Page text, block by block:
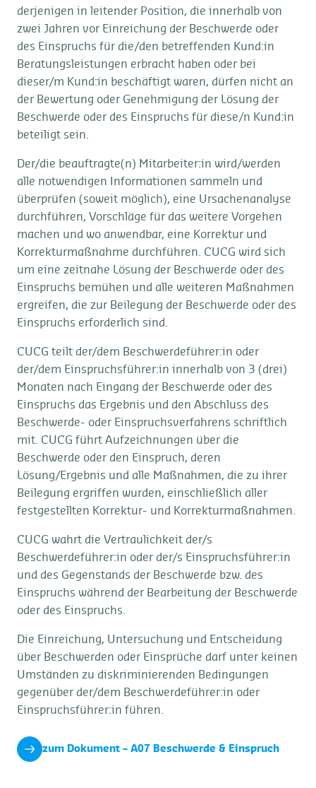
derjenigen in leitender Position, die innerhalb von
zwei Jahren vor Einreichung der Beschwerde oder
des Einspruchs für die/den betreffenden Kund:in
Beratungsleistungen erbracht haben oder bei
dieser/m Kund:in beschäftigt waren, dürfen nicht an
der Bewertung oder Genehmigung der Lösung der
Beschwerde oder des Einspruchs für diese/n Kund:in
beteiligt sein.
Der/die beauftragte(n) Mitarbeiter:in wird/werden
alle notwendigen Informationen sammeln und
überprüfen (soweit möglich), eine Ursachenanalyse
durchführen, Vorschläge für das weitere Vorgehen
machen und wo anwendbar, eine Korrektur und
Korrekturmaßnahme durchführen. CUCG wird sich
um eine zeitnahe Lösung der Beschwerde oder des
Einspruchs bemühen und alle weiteren Maßnahmen
ergreifen, die zur Beilegung der Beschwerde oder des
Einspruchs erforderlich sind.
CUCG teilt der/dem Beschwerdeführer:in oder
der/dem Einspruchsführer:in innerhalb von 3 (drei)
Monaten nach Eingang der Beschwerde oder des
Einspruchs das Ergebnis und den Abschluss des
Beschwerde- oder Einspruchsverfahrens schriftlich
mit. CUCG führt Aufzeichnungen über die
Beschwerde oder den Einspruch, deren
Lösung/Ergebnis und alle Maßnahmen, die zu ihrer
Beilegung ergriffen wurden, einschließlich aller
festgestellten Korrektur- und Korrekturmaßnahmen.
CUCG wahrt die Vertraulichkeit der/s
Beschwerdeführer:in oder der/s Einspruchsführer:in
und des Gegenstands der Beschwerde bzw. des
Einspruchs während der Bearbeitung der Beschwerde
oder des Einspruchs.
Die Einreichung, Untersuchung und Entscheidung
über Beschwerden oder Einsprüche darf unter keinen
Umständen zu diskriminierenden Bedingungen
gegenüber der/dem Beschwerdeführer:in oder
Einspruchsführer:in führen.
zum Dokument – A07 Beschwerde & Einspruch